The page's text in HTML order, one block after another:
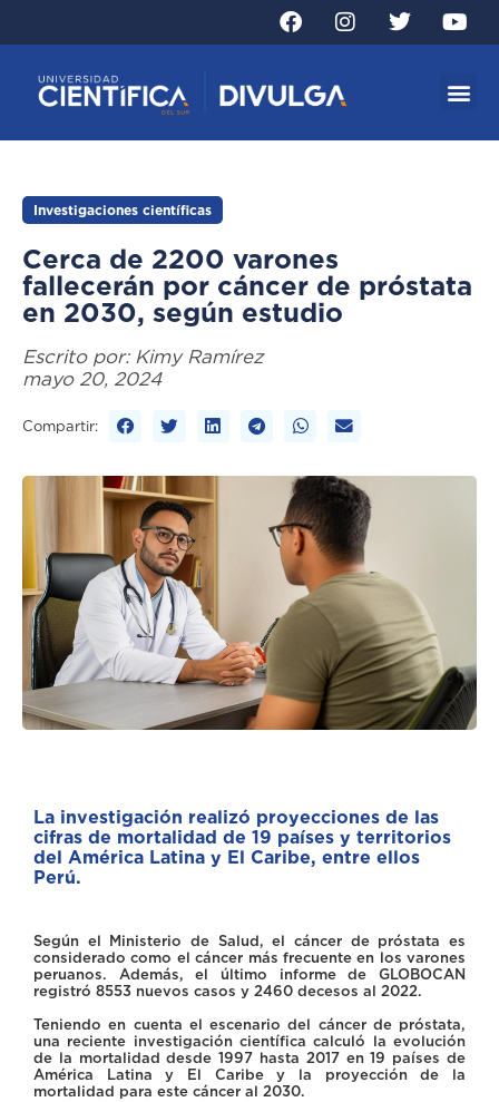
Investigaciones científicas
Cerca de 2200 varones
fallecerán por cáncer de próstata
en 2030, según estudio
Escrito por: Kimy Ramírez
mayo 20, 2024
Compartir:
La investigación realizó proyecciones de las
cifras de mortalidad de 19 países y territorios
del América Latina y El Caribe, entre ellos
Perú.
Según el Ministerio de Salud, el cáncer de próstata es
considerado como el cáncer más frecuente en los varones
peruanos. Además, el último informe de GLOBOCAN
registró 8553 nuevos casos y 2460 decesos al 2022.
Teniendo en cuenta el escenario del cáncer de próstata,
una reciente investigación científica calculó la evolución
de la mortalidad desde 1997 hasta 2017 en 19 países de
América Latina y El Caribe y la proyección de la
mortalidad para este cáncer al 2030.